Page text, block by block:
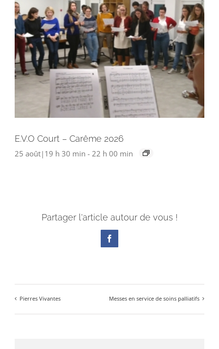
E.V.O Court – Carême 2026
25 août|19 h 30 min - 22 h 00 min
Partager l'article autour de vous !
Facebook
Pierres Vivantes Messes en service de soins palliatifs